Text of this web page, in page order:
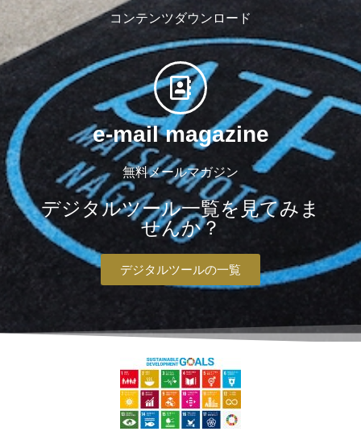
コンテンツダウンロード
e-mail magazine
無料メールマガジン
デジタルツール一覧を見てみま
せんか？
デジタルツールの一覧